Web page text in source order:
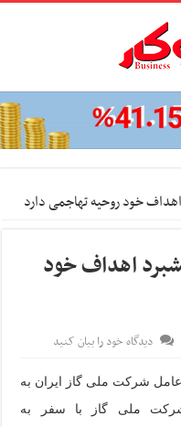
خود روحیه تهاجمی دارد
اهداف خود
دیدگاه خود را بیان کنید
شرکت ملی گاز ایران به
ملی گاز با سفر به